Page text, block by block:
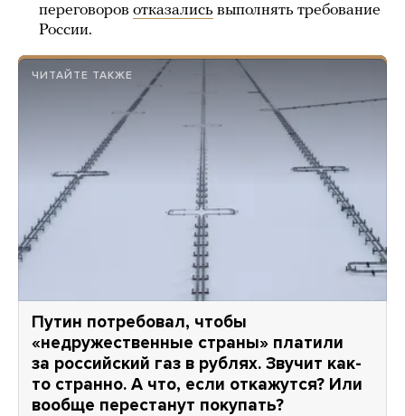
переговоров отказались выполнять требование
России.
ЧИТАЙТЕ ТАКЖЕ
Путин потребовал, чтобы
«недружественные страны» платили
за российский газ в рублях. Звучит как-
то странно. А что, если откажутся? Или
вообще перестанут покупать?